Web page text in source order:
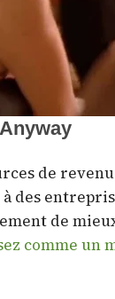
de
des
de
comme un